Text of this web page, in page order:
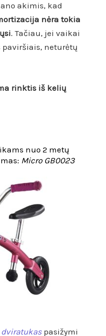
akimis, kad
nėra tokia
. Tačiau, jei vaikai
neturėtų
rinktis iš kelių
nuo 2 metų
Micro GB0023
dviratukas pasižymi